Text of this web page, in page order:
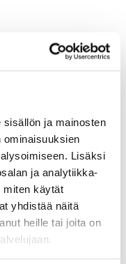
ja mainosten
ominaisuuksien
Lisäksi
ja analytiikka-
miten käytät
yhdistää näitä
heille tai joita on
Panu 18l PM3